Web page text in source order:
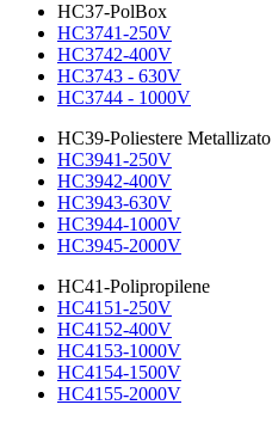
HC37-PolBox
HC3741-250V
HC3742-400V
HC3743 - 630V
HC3744 - 1000V
HC39-Poliestere Metallizato
HC3941-250V
HC3942-400V
HC3943-630V
HC3944-1000V
HC3945-2000V
HC41-Polipropilene
HC4151-250V
HC4152-400V
HC4153-1000V
HC4154-1500V
HC4155-2000V